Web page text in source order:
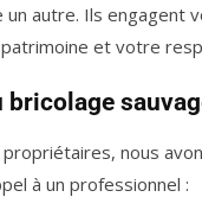
autre. Ils engagent
et votre
bricolage
nous
à un professionnel :